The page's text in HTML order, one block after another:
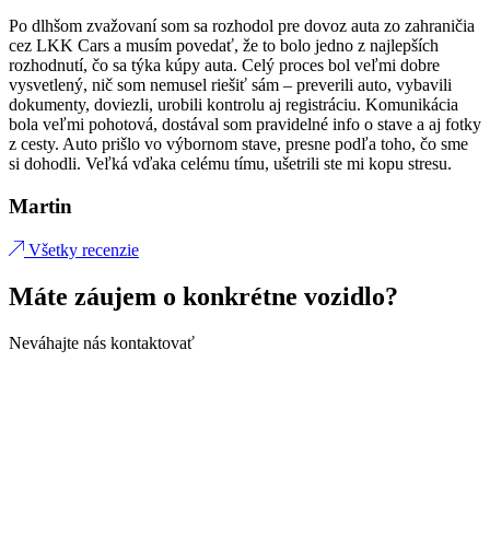
Po dlhšom zvažovaní som sa rozhodol pre dovoz auta zo zahraničia
cez LKK Cars a musím povedať, že to bolo jedno z najlepších
rozhodnutí, čo sa týka kúpy auta. Celý proces bol veľmi dobre
vysvetlený, nič som nemusel riešiť sám – preverili auto, vybavili
dokumenty, doviezli, urobili kontrolu aj registráciu. Komunikácia
bola veľmi pohotová, dostával som pravidelné info o stave a aj fotky
z cesty. Auto prišlo vo výbornom stave, presne podľa toho, čo sme
si dohodli. Veľká vďaka celému tímu, ušetrili ste mi kopu stresu.
Martin
Všetky recenzie
Máte záujem o konkrétne vozidlo?
Neváhajte nás kontaktovať